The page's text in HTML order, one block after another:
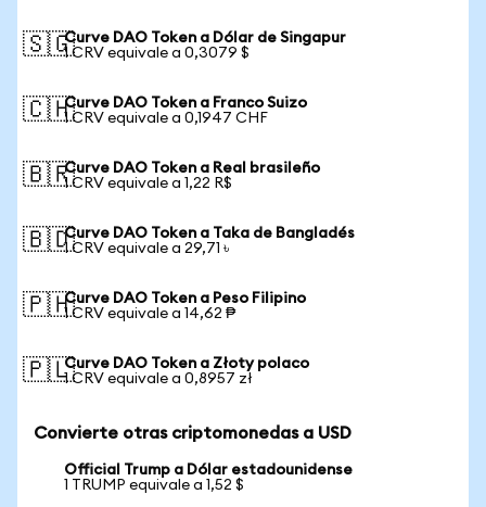
🇸🇬Curve DAO Token a Dólar de Singapur
1 CRV equivale a 0,3079 $
🇨🇭Curve DAO Token a Franco Suizo
1 CRV equivale a 0,1947 CHF
🇧🇷Curve DAO Token a Real brasileño
1 CRV equivale a 1,22 R$
🇧🇩Curve DAO Token a Taka de Bangladés
1 CRV equivale a 29,71 ৳
🇵🇭Curve DAO Token a Peso Filipino
1 CRV equivale a 14,62 ₱
🇵🇱Curve DAO Token a Złoty polaco
1 CRV equivale a 0,8957 zł
Convierte otras criptomonedas a USD
Official Trump a Dólar estadounidense
1 TRUMP equivale a 1,52 $